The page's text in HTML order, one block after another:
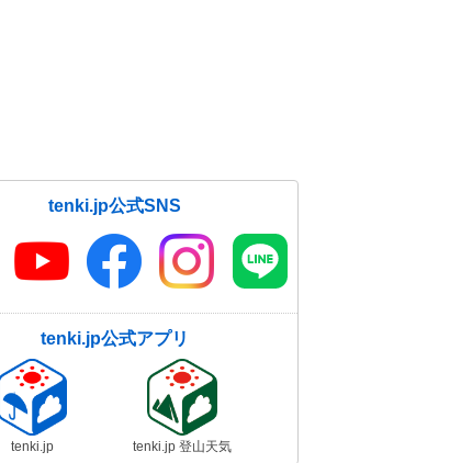
tenki.jp公式SNS
tenki.jp公式アプリ
tenki.jp tenki.jp 登山天気